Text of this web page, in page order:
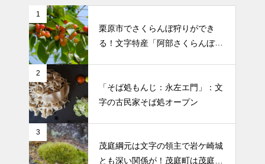
1
栗原市でさくらんぼ狩りができ
る！文字特産「阿部さくらんぼ農
2
「そば処もんじ：永左エ門」：文
字の古民家そば処オープン
3
茂庭綱元は文字の領主で岩ケ崎城
とも深い関係が！茂庭町は茂庭氏